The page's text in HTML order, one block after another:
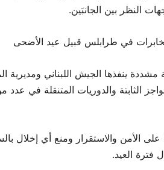
النظر بين الجانبَين.
في طرابلس قبيل عيد الأضحى
ينفذها الجيش اللبناني ومديرية
الثابتة والدوريات المتنقلة في عدد
الأمن والاستقرار ومنع أي إخلال
فترة العيد.